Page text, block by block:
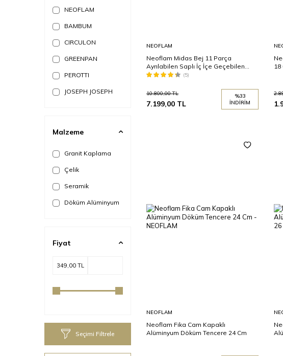
NEOFLAM
BAMBUM
CIRCULON
GREENPAN
PEROTTI
JOSEPH JOSEPH
Malzeme
Granit Kaplama
Çelik
Seramik
Döküm Alüminyum
Fiyat
Seçimi Filtrele
NEOFLAM
Neoflam Midas Bej 11 Parça
Ayrılabilen Saplı İç İçe Geçebilen
İndüksiyonlu Tencere Tava Seti
(5)
10.800,00TL
7.199,00 TL
%33
İNDIRIM
18
NEOFLAM
Neoflam Fika Cam Kapaklı
Alüminyum Döküm Tencere 24 Cm